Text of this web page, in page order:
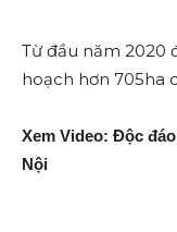
Từ đầu năm 2020
hoạch hơn 705ha
Xem Video: Độc
Nội